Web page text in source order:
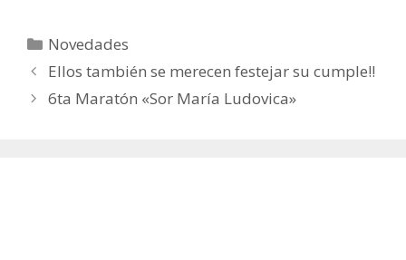
b
o
o
er
Categorías
Novedades
Ellos también se merecen festejar su cumple!!
6ta Maratón «Sor María Ludovica»